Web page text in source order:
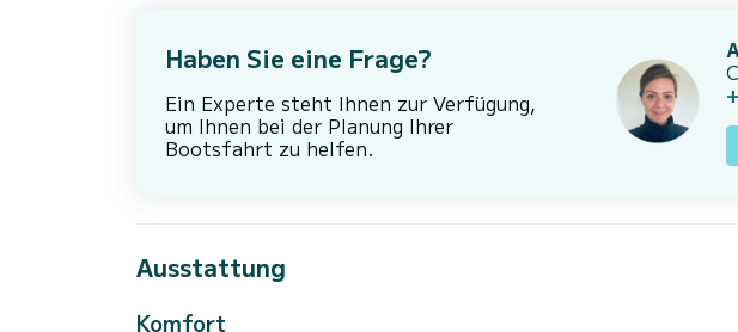
Haben Sie eine Frage?
Ein Experte steht Ihnen zur Verfügung,
um Ihnen bei der Planung Ihrer
Bootsfahrt zu helfen.
Ausstattung
Komfort